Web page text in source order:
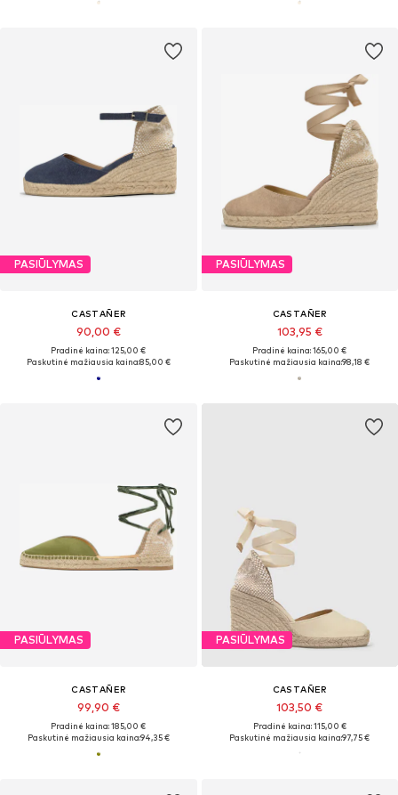
PASIŪLYMAS
CASTAÑER
90,00 €
Pradinė kaina: 125,00 €
Paskutinė mažiausia kaina:85,00 €
PASIŪLYMAS
CASTAÑER
103,95 €
Pradinė kaina: 165,00 €
Paskutinė mažiausia kaina:98,18 €
PASIŪLYMAS
CASTAÑER
99,90 €
Pradinė kaina: 185,00 €
Paskutinė mažiausia kaina:94,35 €
PASIŪLYMAS
CASTAÑER
103,50 €
Pradinė kaina: 115,00 €
Paskutinė mažiausia kaina:97,75 €